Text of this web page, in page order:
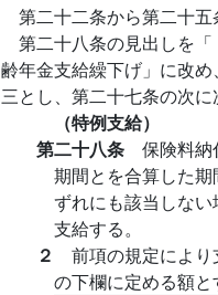
第二十二条から第二十五
第二十八条の見出しを
齢年金支給繰下げ」に改
三とし、第二十七条の次に
（特例支給）
第二十八条 保険料
期間とを合算した
ずれにも該当しな
支給する。
２ 前項の規定によ
の下欄に定める額と